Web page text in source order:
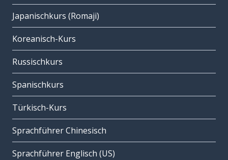
Japanischkurs (Romaji)
Koreanisch-Kurs
Russischkurs
Spanischkurs
Türkisch-Kurs
Sprachführer Chinesisch
Sprachführer Englisch (US)